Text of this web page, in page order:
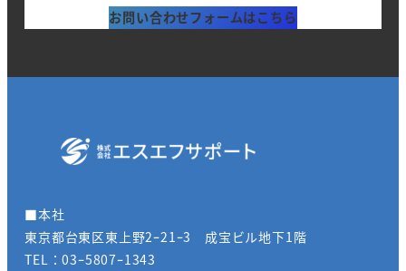
お問い合わせフォームはこちら
■本社
東京都台東区東上野2ｰ21ｰ3 成宝ビル地下1階
TEL：03ｰ5807ｰ1343